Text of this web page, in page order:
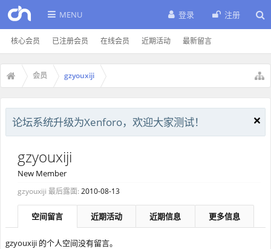
MENU
核心会员 已注册会员 在线会员 近期活动 最新留言
登录 注册
会员 gzyouxiji
论坛系统升级为Xenforo，欢迎大家测试！
gzyouxiji
New Member
gzyouxiji 最后露面: 2010-08-13
空间留言 近期活动 近期信息 更多信息
gzyouxiji 的个人空间没有留言。